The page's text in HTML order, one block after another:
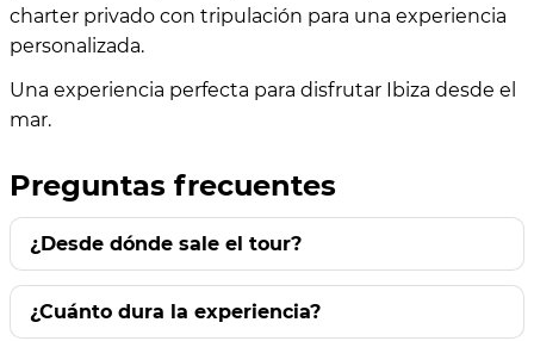
charter privado con tripulación para una experiencia
personalizada.
Una experiencia perfecta para disfrutar Ibiza desde el
mar.
Preguntas frecuentes
¿Desde dónde sale el tour?
¿Cuánto dura la experiencia?